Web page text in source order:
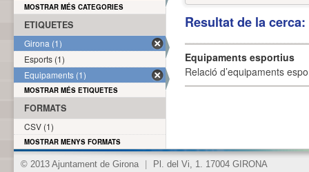
Resultat de la
Equipaments esportius
Relació d’equipaments
MOSTRAR MÉS CATEGORIES
ETIQUETES
Girona (1)
Esports (1)
Equipaments (1)
MOSTRAR MÉS ETIQUETES
FORMATS
CSV (1)
MOSTRAR MENYS FORMATS
© 2013 Ajuntament de Girona Pl. del Vi, 1. 17004 GIRONA